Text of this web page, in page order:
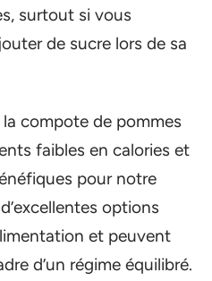
surtout si vous
de sucre lors de sa
compote de pommes
faibles en calories et
pour notre
options
et peuvent
d’un régime équilibré.